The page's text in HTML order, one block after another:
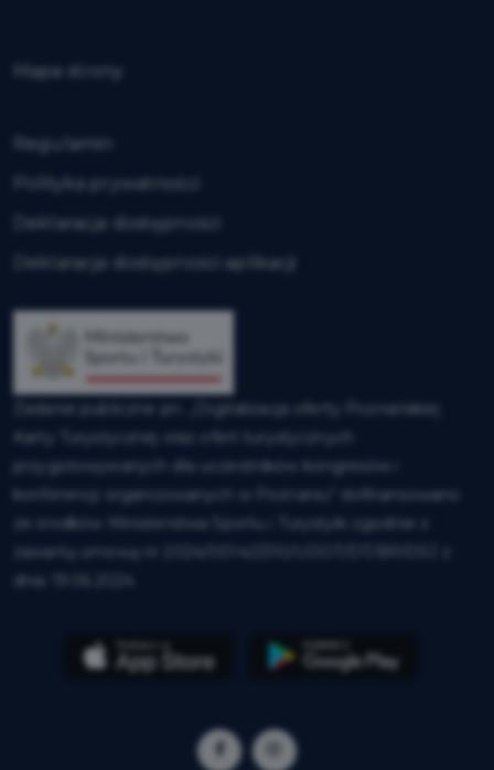
Mapa strony
Regulamin
Polityka prywatności
Deklaracja dostępności
Deklaracja dostępności aplikacji
Zadanie publiczne pn. „Digitalizacja oferty Poznańskiej
Karty Turystycznej oraz ofert turystycznych
przygotowywanych dla uczestników kongresów i
konferencji organizowanych w Poznaniu” dofinansowano
ze środków Ministerstwa Sportu i Turystyki zgodnie z
zawartą umową nr 2024/0014/2310/UDOT/DT/BP/DSJ z
dnia 19.06.2024.